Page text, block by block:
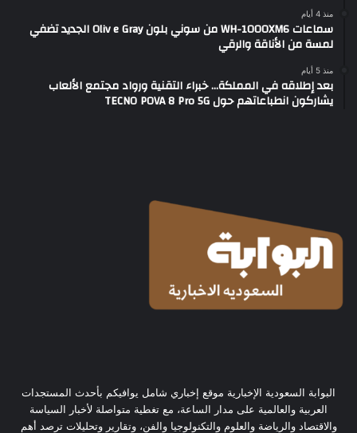
منذ 4 أيام
سماعات WH-1000XM6 من سوني بلون Oliv e Gray الجديد تضفي
لمسة من الأناقة والرقي
منذ 5 أيام
بعد إطلاقه في المملكة… خبراء التقنية ورواد مجتمع الألعاب
يشاركون انطباعاتهم حول TECNO POVA 8 Pro 5G
البوابة السعودية الإخبارية موقع إخباري شامل يوافيكم بأحدث المستجدات
العربية والعالمية على مدار الساعة، مع تغطية متواصلة لأخبار السياسة
والاقتصاد والرياضة والعلوم والتكنولوجيا والفن، وتقارير وتحليلات ترصد أهم